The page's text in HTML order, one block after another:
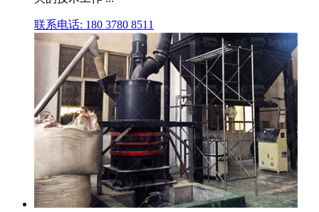
联系电话: 180 3780 8511